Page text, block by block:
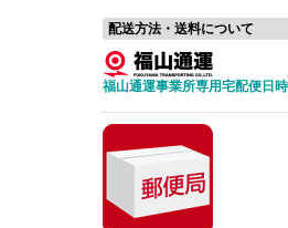
配送方法・送料について
福山通運事業所専用宅配便日